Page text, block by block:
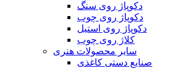
دکوپاژ روی سنگ
دکوپاژ روی چوب
دکوپاژ روی استیل
کلاژ روی چوب
سایر محصولات هنری
صنایع دستی کاغذی